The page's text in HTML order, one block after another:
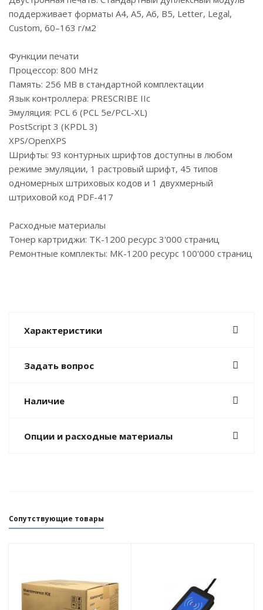
поддерживает форматы A4, A5, A6, B5, Letter, Legal,
Custom, 60–163 г/м2
Функции печати
Процессор: 800 MHz
Память: 256 MB в стандартной комплектации
Язык контроллера: PRESCRIBE IIс
Эмуляция: PCL 6 (PCL 5e/PCL-XL)
PostScript 3 (KPDL 3)
XPS/OpenXPS
Шрифты: 93 контурных шрифтов доступны в любом
режиме эмуляции, 1 растровый шрифт, 45 типов
одномерных штриховых кодов и 1 двухмерный
штриховой код PDF-417
Расходные материалы
Тонер картриджи: TK-1200 ресурс 3'000 страниц
Ремонтные комплекты: MK-1200 ресурс 100'000 страниц
Характеристики
Задать вопрос
Наличие
Опции и расходные материалы
Сопутствующие товары